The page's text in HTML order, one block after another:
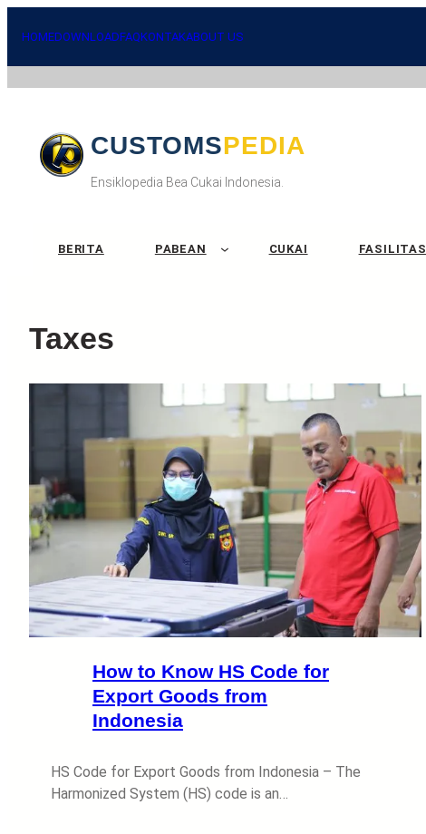
HOMEDOWNLOADFAQKONTAKABOUT US
CUSTOMSPEDIA
Ensiklopedia Bea Cukai Indonesia.
BERITA PABEAN CUKAI FASILITAS
Taxes
How to Know HS Code for
Export Goods from
Indonesia
HS Code for Export Goods from Indonesia – The
Harmonized System (HS) code is an…